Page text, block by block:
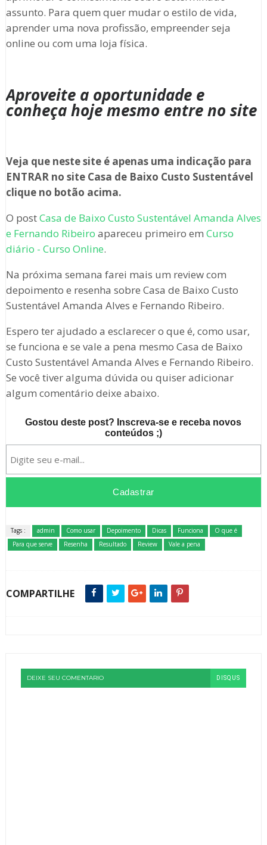
assunto. Para quem quer mudar o estilo de vida,
aprender uma nova profissão, empreender seja
online ou com uma loja física.
Aproveite a oportunidade e
conheça hoje mesmo entre no site
Veja que neste site é apenas uma indicação para
ENTRAR no site Casa de Baixo Custo Sustentável
clique no botão acima.
O postCasa de Baixo Custo Sustentável Amanda Alves
e Fernando Ribeiro apareceu primeiro em Curso
diário - Curso Online.
Na próxima semana farei mais um review com
depoimento e resenha sobre Casa de Baixo Custo
Sustentável Amanda Alves e Fernando Ribeiro.
Espero ter ajudado a esclarecer o que é, como usar,
se funciona e se vale a pena mesmo Casa de Baixo
Custo Sustentável Amanda Alves e Fernando Ribeiro.
Se você tiver alguma dúvida ou quiser adicionar
algum comentário deixe abaixo.
Gostou deste post? Inscreva-se e receba novos
conteúdos ;)
Tags : admin Como usar Depoimento Dicas Funciona
O que é
Para que serve
Resenha Resultado Review Vale a pena
COMPARTILHE
DEIXE SEU COMENTARIO DISQUS